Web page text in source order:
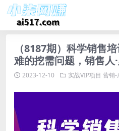
（8187期）科学销售
难的挖需问题，销售人
2023-12-10 实战VIP项目 营销-